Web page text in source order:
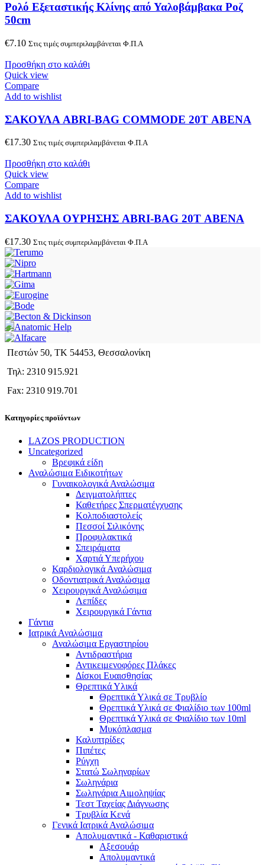
Ρολό Εξεταστικής Κλίνης από Υαλοβάμβακα Ροζ
50cm
€7.10 Στις τιμές συμπεριλαμβάνεται Φ.Π.Α
Προσθήκη στο καλάθι
Quick view
Compare
Add to wishlist
ΣΑΚΟΥΛΑ ABRI-BAG COMMODE 20T ΑΒΕΝΑ
€17.30 Στις τιμές συμπεριλαμβάνεται Φ.Π.Α
Προσθήκη στο καλάθι
Quick view
Compare
Add to wishlist
ΣΑΚΟΥΛΑ ΟΥΡΗΣΗΣ ABRI-BAG 20Τ ABENA
€17.30 Στις τιμές συμπεριλαμβάνεται Φ.Π.Α
Πεστών 50, ΤΚ 54453, Θεσσαλονίκη
Τηλ: 2310 915.921
Fax: 2310 919.701
Κατηγορίες προϊόντων
LAZOS PRODUCTION
Uncategorized
Βρεφικά είδη
Αναλώσιμα Ειδικοτήτων
Γυναικολογικά Αναλώσιμα
Δειγματολήπτες
Καθετήρες Σπερματέγχυσης
Κολποδιαστολείς
Πεσσοί Σιλικόνης
Προφυλακτικά
Σπειράματα
Χαρτιά Υπερήχου
Καρδιολογικά Αναλώσιμα
Οδοντιατρικά Αναλώσιμα
Χειρουργικά Αναλώσιμα
Λεπίδες
Χειρουργικά Γάντια
Γάντια
Ιατρικά Αναλώσιμα
Αναλώσιμα Εργαστηρίου
Αντιδραστήρια
Αντικειμενοφόρες Πλάκες
Δίσκοι Ευαισθησίας
Θρεπτικά Υλικά
Θρεπτικά Υλικά σε Τρυβλίο
Θρεπτικά Υλικά σε Φιαλίδιο των 100ml
Θρεπτικά Υλικά σε Φιαλίδιο των 10ml
Μυκόπλασμα
Καλυπτρίδες
Πιπέτες
Ρύγχη
Στατώ Σωληναρίων
Σωληνάρια
Σωληνάρια Αιμοληψίας
Τεστ Ταχείας Διάγνωσης
Τρυβλία Κενά
Γενικά Ιατρικά Αναλώσιμα
Απολυμαντικά - Καθαριστικά
Αξεσουάρ
Απολυμαντικά